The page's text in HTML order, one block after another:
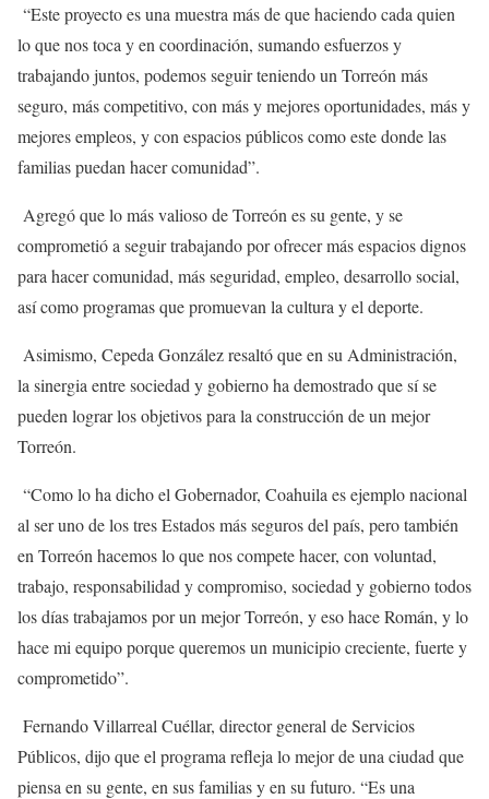
“Este proyecto es una muestra más de que haciendo cada quien
lo que nos toca y en coordinación, sumando esfuerzos y
trabajando juntos, podemos seguir teniendo un Torreón más
seguro, más competitivo, con más y mejores oportunidades, más y
mejores empleos, y con espacios públicos como este donde las
familias puedan hacer comunidad”.
Agregó que lo más valioso de Torreón es su gente, y se
comprometió a seguir trabajando por ofrecer más espacios dignos
para hacer comunidad, más seguridad, empleo, desarrollo social,
así como programas que promuevan la cultura y el deporte.
Asimismo, Cepeda González resaltó que en su Administración,
la sinergia entre sociedad y gobierno ha demostrado que sí se
pueden lograr los objetivos para la construcción de un mejor
Torreón.
“Como lo ha dicho el Gobernador, Coahuila es ejemplo nacional
al ser uno de los tres Estados más seguros del país, pero también
en Torreón hacemos lo que nos compete hacer, con voluntad,
trabajo, responsabilidad y compromiso, sociedad y gobierno todos
los días trabajamos por un mejor Torreón, y eso hace Román, y lo
hace mi equipo porque queremos un municipio creciente, fuerte y
comprometido”.
Fernando Villarreal Cuéllar, director general de Servicios
Públicos, dijo que el programa refleja lo mejor de una ciudad que
piensa en su gente, en sus familias y en su futuro. “Es una